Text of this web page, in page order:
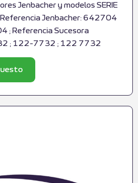
Jenbacher y modelos SERIE
; Referencia Jenbacher: 642704
; Referencia Sucesora
; 122-7732 ; 122 7732